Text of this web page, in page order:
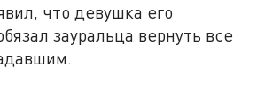
что девушка его
зауральца вернуть все